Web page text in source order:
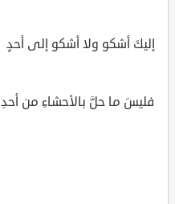
إليكَ أشكو ولا أشكو إلى أحدٍ
فليسَ ما حلَّ بالأحشاءِ من أحدِ